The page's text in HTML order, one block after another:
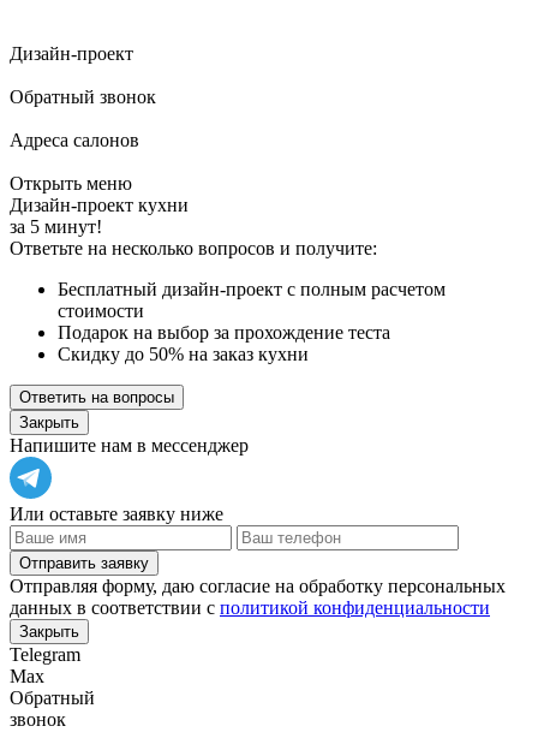
Дизайн-проект
Обратный звонок
Адреса салонов
Открыть меню
Дизайн-проект кухни
за 5 минут!
Ответьте на несколько вопросов и получите:
Бесплатный дизайн-проект с полным расчетом
стоимости
Подарок на выбор за прохождение теста
Скидку до 50% на заказ кухни
Ответить на вопросы
Закрыть
Напишите нам в мессенджер
Или оставьте заявку ниже
Отправить заявку
Отправляя форму, даю согласие на обработку персональных
данных в соответствии с политикой конфиденциальности
Закрыть
Telegram
Max
Обратный
звонок